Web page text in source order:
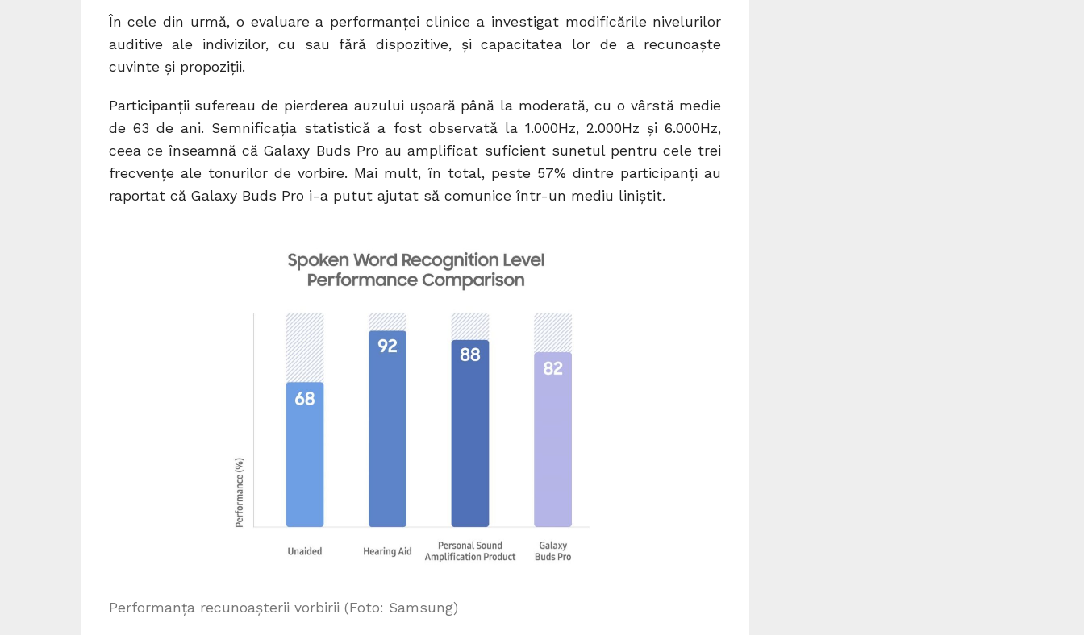
În cele din urmă, o evaluare a performanței clinice a investigat modificările nivelurilor
auditive ale indivizilor, cu sau fără dispozitive, și capacitatea lor de a recunoaște
cuvinte și propoziții.
Participanții sufereau de pierderea auzului ușoară până la moderată, cu o vârstă medie
de 63 de ani. Semnificația statistică a fost observată la 1.000Hz, 2.000Hz și 6.000Hz,
ceea ce înseamnă că Galaxy Buds Pro au amplificat suficient sunetul pentru cele trei
frecvențe ale tonurilor de vorbire. Mai mult, în total, peste 57% dintre participanți au
raportat că Galaxy Buds Pro i-a putut ajutat să comunice într-un mediu liniștit.
Performanța recunoașterii vorbirii (Foto: Samsung)